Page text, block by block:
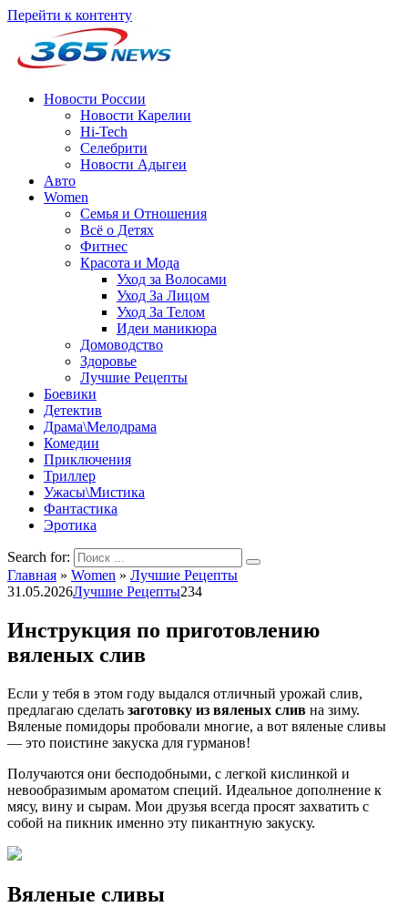
Перейти к контенту
Новости России
Новости Карелии
Hi-Tech
Селебрити
Новости Адыгеи
Авто
Women
Семья и Отношения
Всё о Детях
Фитнес
Красота и Мода
Уход за Волосами
Уход За Лицом
Уход За Телом
Идеи маникюра
Домоводство
Здоровье
Лучшие Рецепты
Боевики
Детектив
Драма\Мелодрама
Комедии
Приключения
Триллер
Ужасы\Мистика
Фантастика
Эротика
Search for:
Главная » Women » Лучшие Рецепты
31.05.2026Лучшие Рецепты234
Инструкция по приготовлению
вяленых слив
Если у тебя в этом году выдался отличный урожай слив,
предлагаю сделать заготовку из вяленых слив на зиму.
Вяленые помидоры пробовали многие, а вот вяленые сливы
— это поистине закуска для гурманов!
Получаются они бесподобными, с легкой кислинкой и
невообразимым ароматом специй. Идеальное дополнение к
мясу, вину и сырам. Мои друзья всегда просят захватить с
собой на пикник именно эту пикантную закуску.
Вяленые сливы